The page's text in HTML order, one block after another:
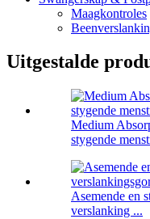
Maagkontroles
Uitgestalde
Medium
stygende
Asemende en
verslanking ...